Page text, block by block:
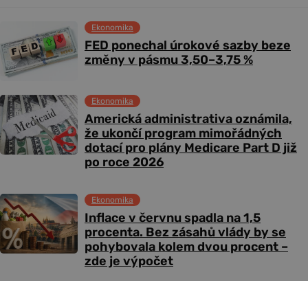
FED ponechal úrokové sazby beze
změny v pásmu 3,50–3,75 %
Ekonomika
Americká administrativa oznámila,
že ukončí program mimořádných
dotací pro plány Medicare Part D již
po roce 2026
Ekonomika
Inflace v červnu spadla na 1,5
procenta. Bez zásahů vlády by se
pohybovala kolem dvou procent –
zde je výpočet
Ekonomika